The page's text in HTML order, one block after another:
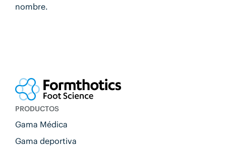
nombre.
PRODUCTOS
Gama Médica
Gama deportiva